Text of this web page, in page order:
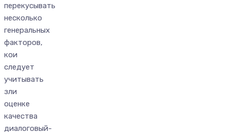
перекусывать
несколько
генеральных
факторов,
кои
следует
учитывать
зли
оценке
качества
диалоговый-